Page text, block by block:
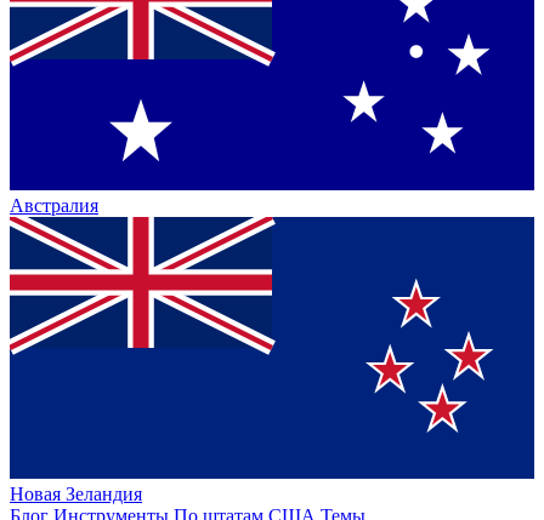
Австралия
Новая Зеландия
Блог Инструменты По штатам США Темы